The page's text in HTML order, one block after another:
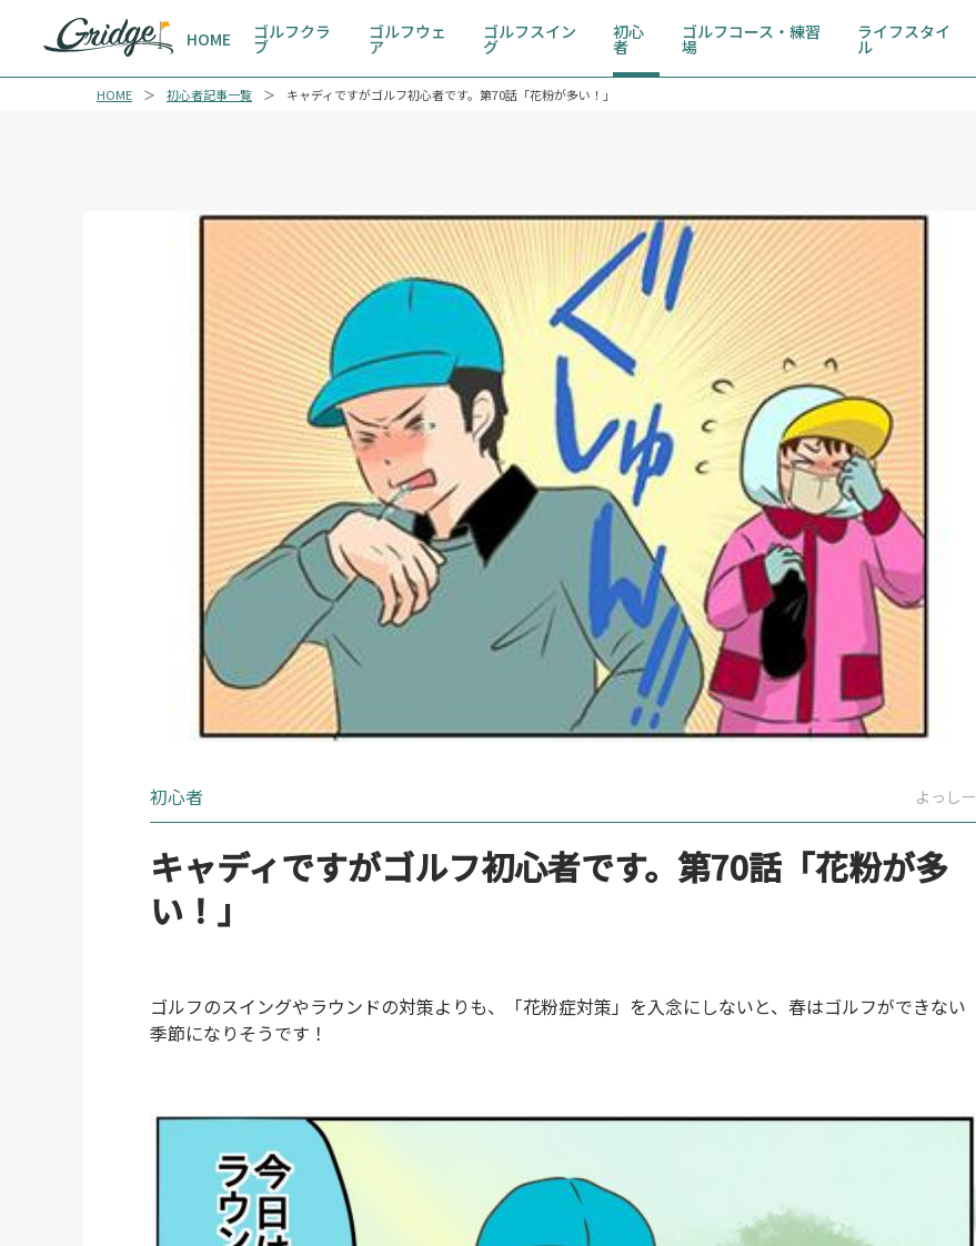
HOME ゴルフクラ
ブ
ゴルフウェ
ア
ゴルフスイン
グ
初心
者
ゴルフコース・練習
場
ライフスタイ
ル
HOME 初心者記事一覧 キャディですがゴルフ初心者です。第70話「花粉が多い！」
初心者 よっしー
キャディですがゴルフ初心者です。第70話「花粉が多
い！」
ゴルフのスイングやラウンドの対策よりも、「花粉症対策」を入念にしないと、春はゴルフができない
季節になりそうです！